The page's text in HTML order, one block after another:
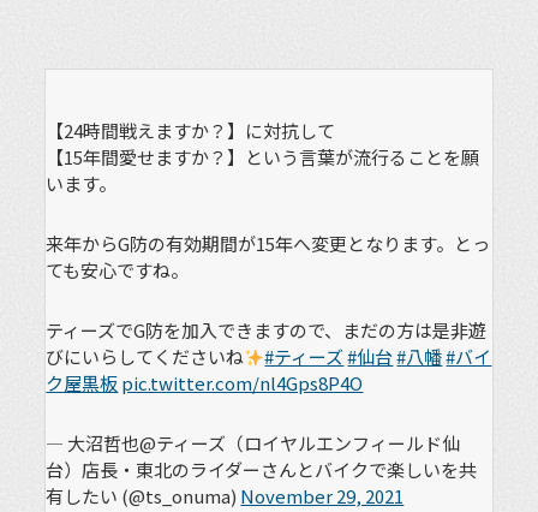
【24時間戦えますか？】に対抗して
【15年間愛せますか？】という言葉が流行ることを願
います。
来年からG防の有効期間が15年へ変更となります。とっ
ても安心ですね。
ティーズでG防を加入できますので、まだの方は是非遊
びにいらしてくださいね
#ティーズ#仙台#八幡#バイ
ク屋黒板pic.twitter.com/nl4Gps8P4O
— 大沼哲也@ティーズ（ロイヤルエンフィールド仙
台）店長・東北のライダーさんとバイクで楽しいを共
有したい (@ts_onuma) November 29, 2021